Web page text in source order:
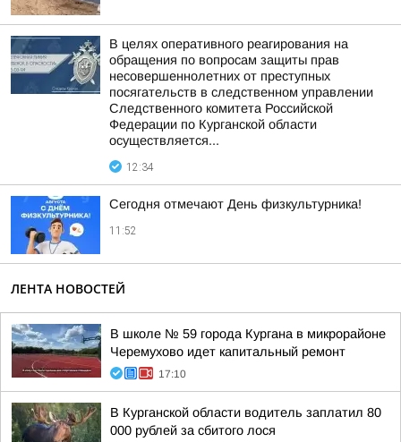
В целях оперативного реагирования на
обращения по вопросам защиты прав
несовершеннолетних от преступных
посягательств в следственном управлении
Следственного комитета Российской
Федерации по Курганской области
осуществляется...
12:34
Сегодня отмечают День физкультурника!
11:52
ЛЕНТА НОВОСТЕЙ
В школе № 59 города Кургана в микрорайоне
Черемухово идет капитальный ремонт
17:10
В Курганской области водитель заплатил 80
000 рублей за сбитого лося